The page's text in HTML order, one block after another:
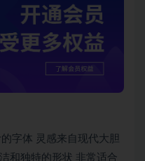
字体 灵感来自现代大胆
和独特的形状 非常适合